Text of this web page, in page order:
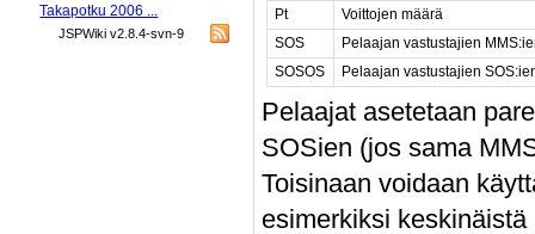
Pt
Voittojen määrä
SOS
Pelaajan vastustajien
SOSOS
Pelaajan vastustajien
Pelaajat asetetaan
SOSien (jos sama
Toisinaan voidaan
esimerkiksi keskinäistä
Takapotku 2006 ...
JSPWiki v2.8.4-svn-9